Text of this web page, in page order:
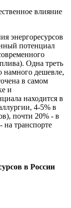
влияние
энергоресурсов
потенциал
Одна треть
намного дешевле,
в самом
и
находится в
4-5% в
почти 20% - в
на транспорте
в России